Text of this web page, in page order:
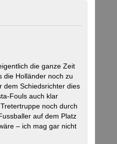
die ganze Zeit
die Holländer noch zu
dem Schiedsrichter dies
Fouls auch klar
noch durch
auf dem Platz
– ich mag gar nicht